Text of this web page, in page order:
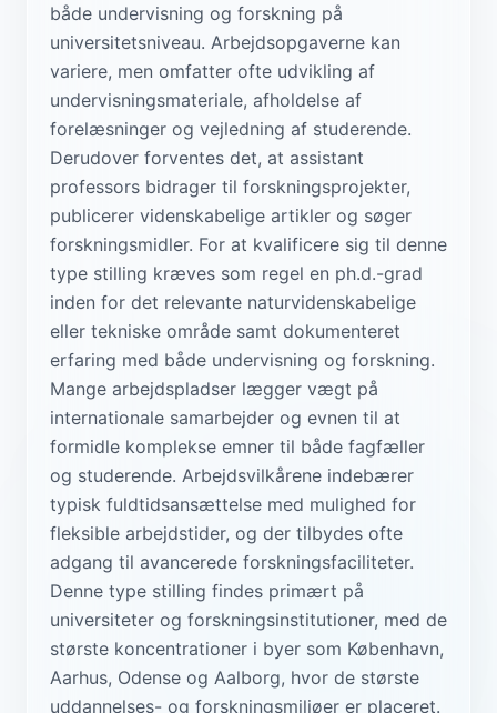
både undervisning og forskning på
universitetsniveau. Arbejdsopgaverne kan
variere, men omfatter ofte udvikling af
undervisningsmateriale, afholdelse af
forelæsninger og vejledning af studerende.
Derudover forventes det, at assistant
professors bidrager til forskningsprojekter,
publicerer videnskabelige artikler og søger
forskningsmidler. For at kvalificere sig til denne
type stilling kræves som regel en ph.d.-grad
inden for det relevante naturvidenskabelige
eller tekniske område samt dokumenteret
erfaring med både undervisning og forskning.
Mange arbejdspladser lægger vægt på
internationale samarbejder og evnen til at
formidle komplekse emner til både fagfæller
og studerende. Arbejdsvilkårene indebærer
typisk fuldtidsansættelse med mulighed for
fleksible arbejdstider, og der tilbydes ofte
adgang til avancerede forskningsfaciliteter.
Denne type stilling findes primært på
universiteter og forskningsinstitutioner, med de
største koncentrationer i byer som København,
Aarhus, Odense og Aalborg, hvor de største
uddannelses- og forskningsmiljøer er placeret.